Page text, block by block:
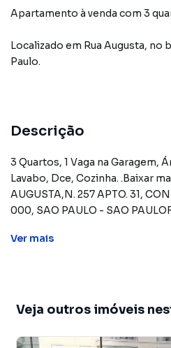
Apartamento à venda com 3
Localizado em Rua Augusta, no
Paulo.
Descrição
3 Quartos, 1 Vaga na Garagem,
Lavabo, Dce, Cozinha. .Baixar
AUGUSTA,N. 257 APTO. 31,
000, SAO PAULO - SAO
somente SBPE. Consulte
avaliação do imóvel. A CAIXA
apenas do valor que exceder o
avaliação. Tributos: Sob
Ver mais
Veja outros imóveis